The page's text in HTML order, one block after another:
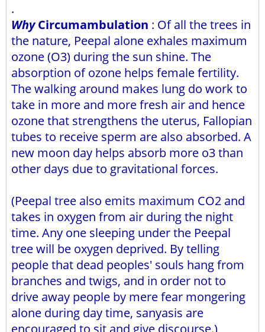
.
WhyCircumambulation : Of all the trees in
the nature, Peepal alone exhales maximum
ozone (O3) during the sun shine. The
absorption of ozone helps female fertility.
The walking around makes lung do work to
take in more and more fresh air and hence
ozone that strengthens the uterus, Fallopian
tubes to receive sperm are also absorbed. A
new moon day helps absorb more o3 than
other days due to gravitational forces.​
(Peepal tree also emits maximum CO2 and
takes in oxygen from air during the night
time. Any one sleeping under the Peepal
tree will be oxygen deprived. By telling
people that dead peoples' souls hang from
branches and twigs, and in order not to
drive away people by mere fear mongering
alone during day time, sanyasis are
encouraged to sit and give discourse.)